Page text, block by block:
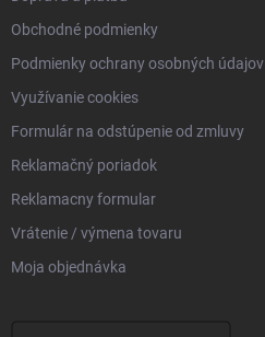
Obchodné podmienky
Podmienky ochrany osobných údajov
Využívanie cookies
Formulár na odstúpenie od zmluvy
Reklamačný poriadok
Reklamacny formular
Vrátenie / výmena tovaru
Moja objednávka